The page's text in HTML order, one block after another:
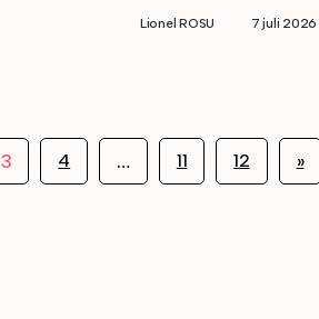
Lionel ROSU 7 juli 2026
3 4 … 11 12 »